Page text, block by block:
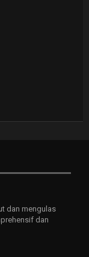
dan mengulas
dan